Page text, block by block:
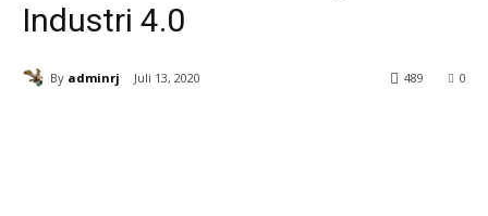
Industri 4.0
By adminrj Juli 13, 2020 0
489